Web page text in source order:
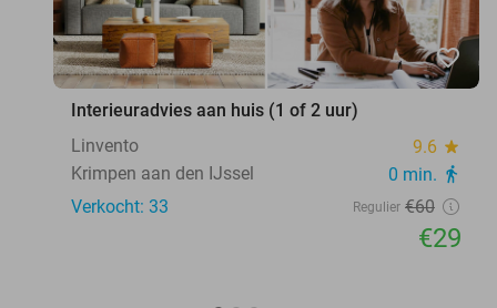
favorite_border
Interieuradvies aan huis (1 of 2 uur)
Linvento
9.6 star
Krimpen aan den IJssel 0 min. directions_walk
Verkocht: 33 Regulier €60
€29